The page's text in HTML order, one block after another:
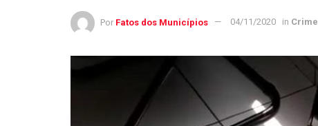
Por Fatos dos Municípios 04/11/2020 in Crime